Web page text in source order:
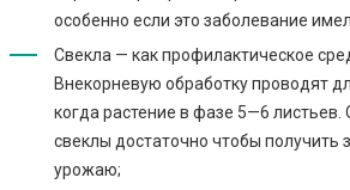
особенно если это заболевание
Свекла — как профилактическое
Внекорневую обработку проводят
когда растение в фазе 5—6
свеклы достаточно чтобы получить
урожаю;